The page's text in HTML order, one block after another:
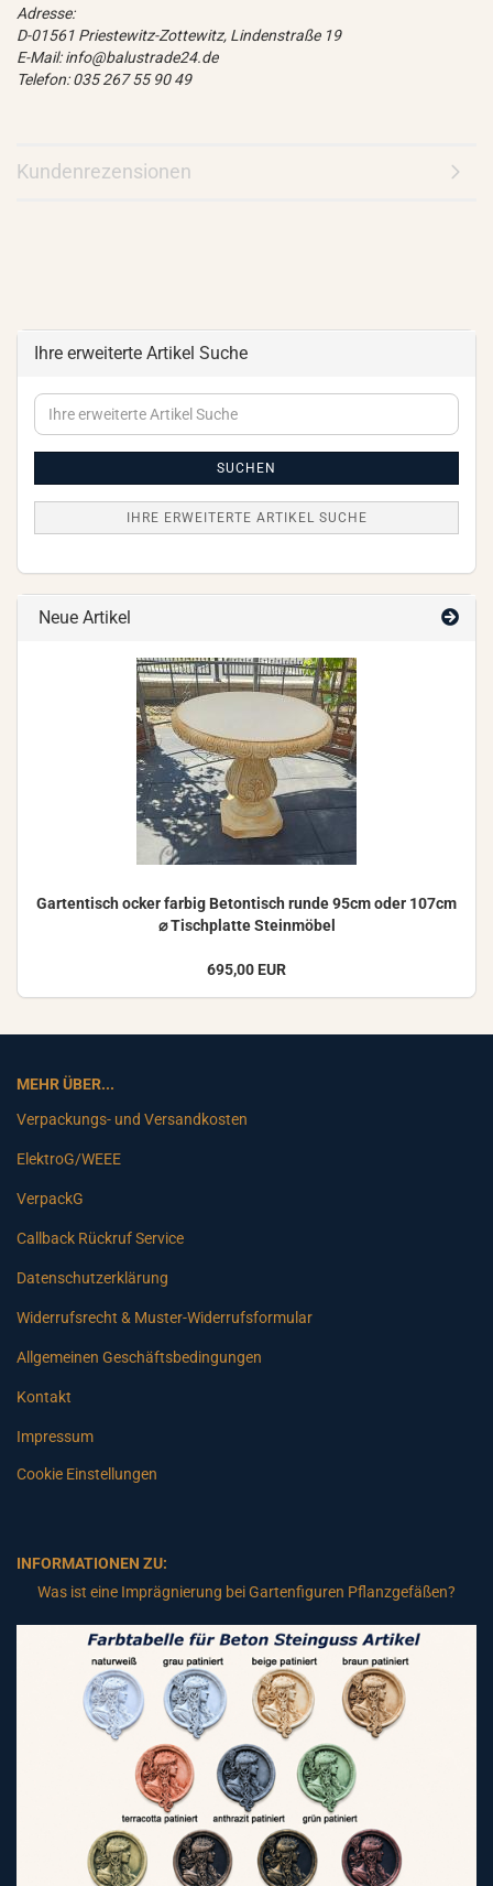
Adresse:
D-01561 Priestewitz-Zottewitz, Lindenstraße 19
E-Mail: info@balustrade24.de
Telefon: 035 267 55 90 49
Kundenrezensionen
Ihre erweiterte Artikel Suche
Ihre
erweiterte
SUCHEN
IHRE ERWEITERTE ARTIKEL SUCHE
Neue Artikel
Gar­ten­tisch ocker far­big Be­ton­tisch runde 95cm oder 107cm
⌀ Tisch­plat­te Stein­mö­bel
695,00 EUR
MEHR ÜBER...
Verpackungs- und Versandkosten
ElektroG/WEEE
VerpackG
Callback Rückruf Service
Datenschutzerklärung
Widerrufsrecht & Muster-Widerrufsformular
Allgemeinen Geschäftsbedingungen
Kontakt
Impressum
Cookie Einstellungen
INFORMATIONEN ZU:
Was ist eine Imprägnierung bei Gartenfiguren Pflanzgefäßen?